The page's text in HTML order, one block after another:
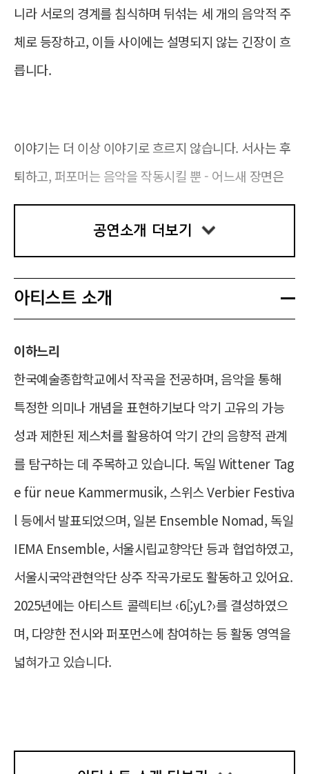
빙이 필요한 티켓은 아래 [할인 증빙받
기] 안내를 참고하여 디지털 티켓을 활성
를 입력하면 동반 관람자에게 디지털 티
켓을 전달할 수 있습니다.
- 전달 받는 분의 카카오톡 ‘세종문화티
면 전달 받은 디지털 티켓을 확인할 수
있습니다.
- 할인 증빙서류가 필요한 디지털 티켓
은 공연 당일 별도 확인을 거쳐야 디지털
수 증빙서류와 신분증”을 제시해주세요.
안내부스는 공연 시작 1시간 30분 전부
터 방문 가능합니다.
- 할인 증빙서류를 지참하지 않은 경우,
켓이 활성화됩니다.
공연 관람 안내 ㅇ 실황 기록 및 아티스트 토크 안내
- 본 공연은 창작 및 초연 작품으로, 주
최 측의 사진 및 영상 기록이 진행될 예
만, 경우에 따라 관객 여러분이 촬영될
수 있습니다. 아래의 촬영 일정을 참고해
주시고, 공연 당일 원하실 경우 매표소에
서 일회용 마스크를 받아 착용하실 수 있
니라 서로의 경계를 침식하며 뒤섞는 세 개의 음악적 주
체로 등장하고, 이들 사이에는 설명되지 않는 긴장이 흐
릅니다.
이야기는 더 이상 이야기로 흐르지 않습니다. 서사는 후
퇴하고, 퍼포머는 음악을 작동시킬 뿐 - 어느새 장면은
음악이 지배합니다. 하나의 사건을 계기로 정체성은 혼
합되고, 이윽고 붕괴되네요. 음악·신체·공간·감각 요소가
병렬적으로 작동하는 이 구조 속에서 익숙한 동화는 끝
나는 자리에, 전혀 다른 무언가가 시작됩니다.
Hanurij Lee, a composer recognized as one of t
he most compelling voices of his generation thr
ough victories at the Bartók World Competition
공연소개 더보기
아티스트 소개
이하느리
한국예술종합학교에서 작곡을 전공하며, 음악을 통해
특정한 의미나 개념을 표현하기보다 악기 고유의 가능
성과 제한된 제스처를 활용하여 악기 간의 음향적 관계
를 탐구하는 데 주목하고 있습니다. 독일 Wittener Tag
e für neue Kammermusik, 스위스 Verbier Festiva
l 등에서 발표되었으며, 일본 Ensemble Nomad, 독일
IEMA Ensemble, 서울시립교향악단 등과 협업하였고,
서울시국악관현악단 상주 작곡가로도 활동하고 있어요.
2025년에는 아티스트 콜렉티브 ‹6[;yL?›를 결성하였으
며, 다양한 전시와 퍼포먼스에 참여하는 등 활동 영역을
넓혀가고 있습니다.
작곡 전공을 바탕으로 클래식, 현대음악, 오디오-비주얼